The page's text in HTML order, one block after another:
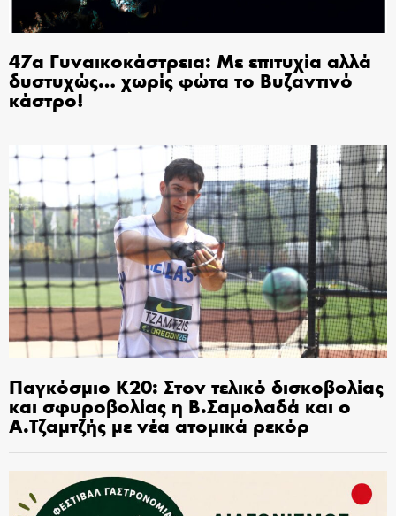
47α Γυναικοκάστρεια: Με επιτυχία αλλά
δυστυχώς… χωρίς φώτα το Βυζαντινό
κάστρο!
Παγκόσμιο Κ20: Στον τελικό δισκοβολίας
και σφυροβολίας η Β.Σαμολαδά και ο
Α.Τζαμτζής με νέα ατομικά ρεκόρ